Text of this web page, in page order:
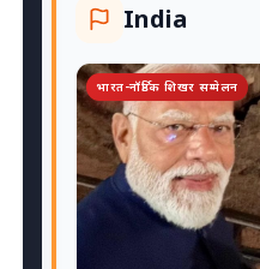
India
भारत-नॉर्डिक शिखर सम्मेलन